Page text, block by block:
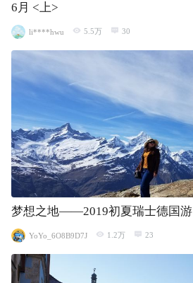
6月 <上>
li****hwu 5.5万 30
梦想之地——2019初夏瑞士德国游
YoYo_6O8B9D7J 1.2万 23